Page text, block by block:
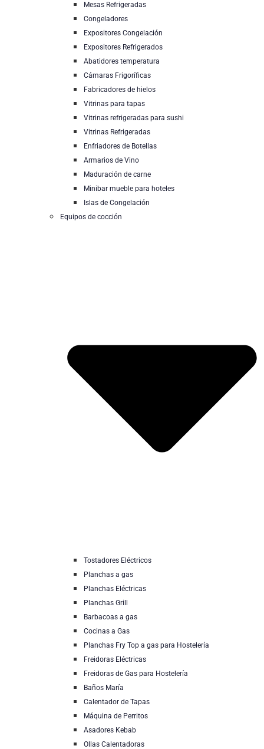
Mesas Refrigeradas
Congeladores
Expositores Congelación
Expositores Refrigerados
Abatidores temperatura
Cámaras Frigoríficas
Fabricadores de hielos
Vitrinas para tapas
Vitrinas refrigeradas para sushi
Vitrinas Refrigeradas
Enfriadores de Botellas
Armarios de Vino
Maduración de carne
Minibar mueble para hoteles
Islas de Congelación
Equipos de cocción
Tostadores Eléctricos
Planchas a gas
Planchas Eléctricas
Planchas Grill
Barbacoas a gas
Cocinas a Gas
Planchas Fry Top a gas para Hostelería
Freidoras Eléctricas
Freidoras de Gas para Hostelería
Baños María
Calentador de Tapas
Máquina de Perritos
Asadores Kebab
Ollas Calentadoras